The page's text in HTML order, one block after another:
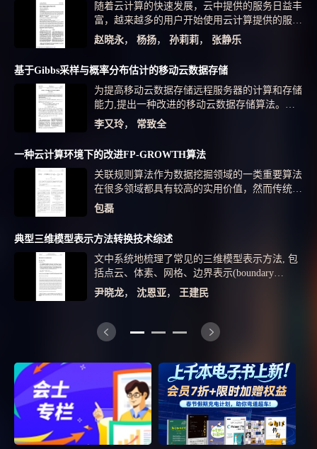
随着云计算的快速发展，云中提供的服务日益丰
富，越来越多的用户开始使用云计算提供的服
务，如何为用户提供最有效、最可信的服务成为
本文主要研究如何面向用户体验对信任概念进行
量化, 将用户体验作为服务可信模型的重要评估
标准和参考因素，提出了一种基于云计算的全局
信任量化计算模型,对其计算方法进行了重点讲
述,并将信任量化计算模型作为一个构件挂接于
信服务的同时获得有效的验证数据，提供量化的
趋近真实的服务可信度.通过在实际系统中的应
用，验证了该模型的有效性.
赵晓永， 杨扬， 孙莉莉， 张静乐
基于Gibbs采样与概率分布估计的移动云数据存储
为提高移动云数据存储远程服务器的计算和存储
能力,提出一种改进的移动云数据存储算法。利
用表决数据分配和表决数据处理框架,构建考虑
并建立整合能源效率和容错性的表决动态网络。
采用概率分布估计对动态网络模型进行存储路径
优化,应用Gibbs采样解决分布估计的样本数据高
维耦合和无监督训练问题。实验结果表明,与贪
心算法、随机放置算法和分布估计算法相比,该
李又玲， 常致全
一种云计算环境下的改进FP-GROWTH算法
关联规则算法作为数据挖掘领域的一类重要算法
在很多领域都具有较高的实用价值，然而传统的
关联挖掘算法难以满足海量数据处理需求。采用
进，借助MapReduce编程模型完成算法的并行化
改进。实验证明，改进算法相较于经典算法在单
机和并行化环境下都具有更低的时间复杂度。
包磊
典型三维模型表示方法转换技术综述
文中系统地梳理了常见的三维模型表示方法, 包
括点云、体素、网格、边界表示(boundary
representation,B-Rep), 以及以符号距离场(SDF)和
异; 进一步, 探讨点云到网格、点云到B-Rep、体
素与网格、网格与B-Rep, 以及网格与隐式表示
度学习的智能方法; 分析了现有方法在计算精
度、拓扑一致性、计算效率等方面的优劣, 指出
当前转换技术面临高分辨率模型处理效率低下、
复杂拓扑结构保持困难等关键挑战. 分析表明,
未来研究应着重发展多模态融合表示方法, 优化
高精度转换算法, 开发面向特定行业的专用转换
尹晓龙， 沈恩亚， 王建民